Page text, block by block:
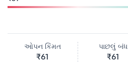
ઓપન કિંમત
₹61
પાછલું બંધ
₹61